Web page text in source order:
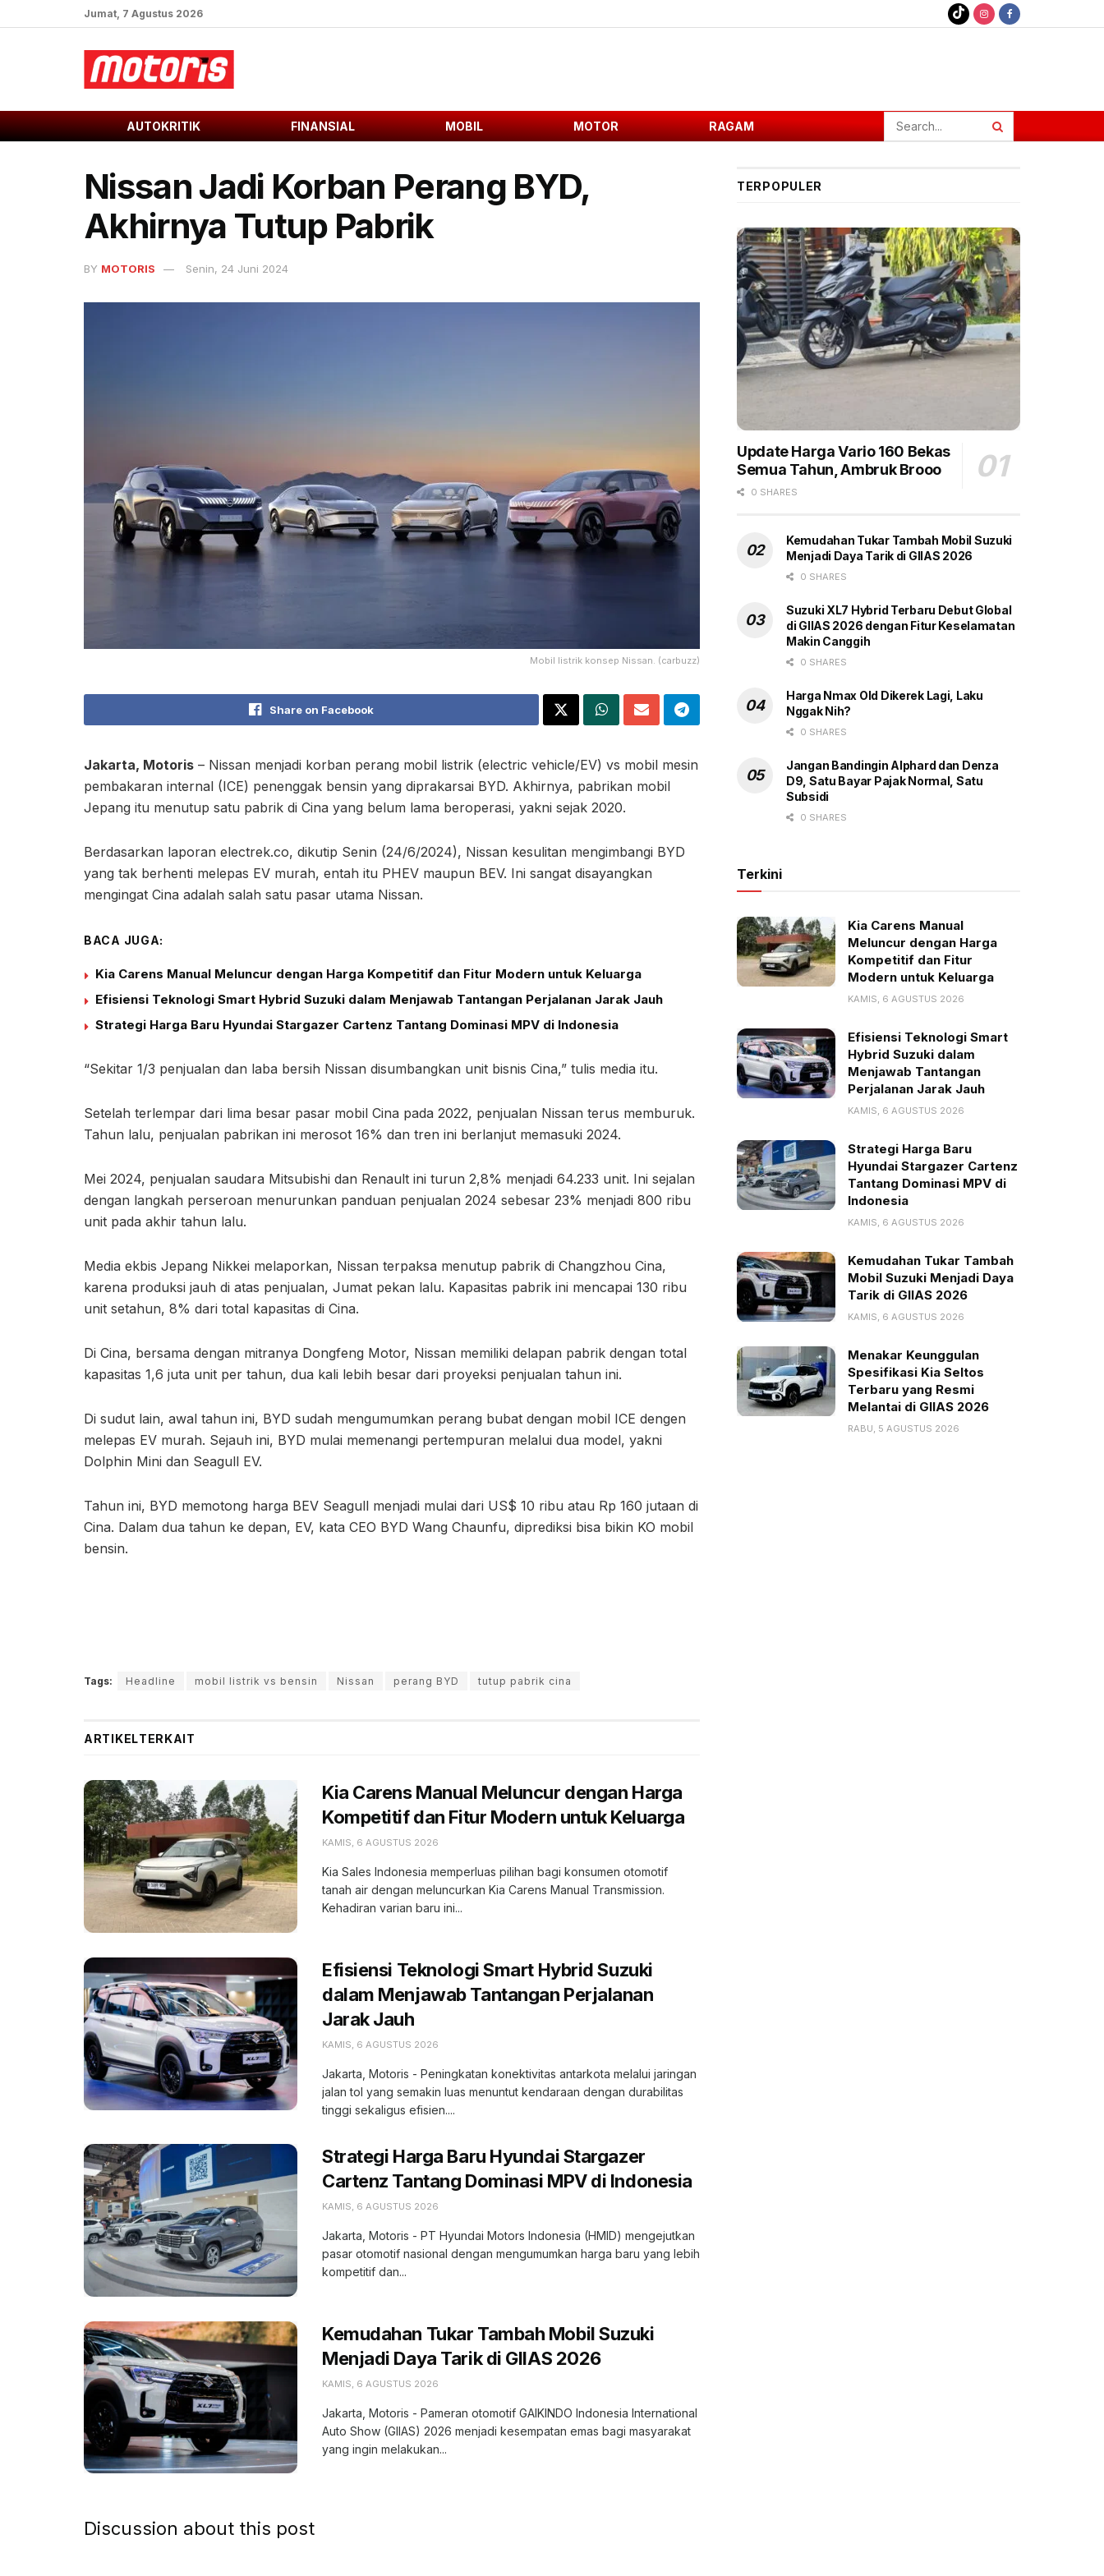
Jumat, 7 Agustus 2026
AUTOKRITIK FINANSIAL MOBIL MOTOR RAGAM
Nissan Jadi Korban Perang BYD,
Akhirnya Tutup Pabrik
BY MOTORIS Senin, 24 Juni 2024
Mobil listrik konsep Nissan. (carbuzz)
Share on Facebook
Jakarta, Motoris – Nissan menjadi korban perang mobil listrik (electric vehicle/EV) vs mobil mesin
pembakaran internal (ICE) penenggak bensin yang diprakarsai BYD. Akhirnya, pabrikan mobil
Jepang itu menutup satu pabrik di Cina yang belum lama beroperasi, yakni sejak 2020.
Berdasarkan laporan electrek.co, dikutip Senin (24/6/2024), Nissan kesulitan mengimbangi BYD
yang tak berhenti melepas EV murah, entah itu PHEV maupun BEV. Ini sangat disayangkan
mengingat Cina adalah salah satu pasar utama Nissan.
BACA JUGA:
Kia Carens Manual Meluncur dengan Harga Kompetitif dan Fitur Modern untuk Keluarga
Efisiensi Teknologi Smart Hybrid Suzuki dalam Menjawab Tantangan Perjalanan Jarak Jauh
Strategi Harga Baru Hyundai Stargazer Cartenz Tantang Dominasi MPV di Indonesia
“Sekitar 1/3 penjualan dan laba bersih Nissan disumbangkan unit bisnis Cina,” tulis media itu.
Setelah terlempar dari lima besar pasar mobil Cina pada 2022, penjualan Nissan terus memburuk.
Tahun lalu, penjualan pabrikan ini merosot 16% dan tren ini berlanjut memasuki 2024.
Mei 2024, penjualan saudara Mitsubishi dan Renault ini turun 2,8% menjadi 64.233 unit. Ini sejalan
dengan langkah perseroan menurunkan panduan penjualan 2024 sebesar 23% menjadi 800 ribu
unit pada akhir tahun lalu.
Media ekbis Jepang Nikkei melaporkan, Nissan terpaksa menutup pabrik di Changzhou Cina,
karena produksi jauh di atas penjualan, Jumat pekan lalu. Kapasitas pabrik ini mencapai 130 ribu
unit setahun, 8% dari total kapasitas di Cina.
Di Cina, bersama dengan mitranya Dongfeng Motor, Nissan memiliki delapan pabrik dengan total
kapasitas 1,6 juta unit per tahun, dua kali lebih besar dari proyeksi penjualan tahun ini.
Di sudut lain, awal tahun ini, BYD sudah mengumumkan perang bubat dengan mobil ICE dengen
melepas EV murah. Sejauh ini, BYD mulai memenangi pertempuran melalui dua model, yakni
Dolphin Mini dan Seagull EV.
Tahun ini, BYD memotong harga BEV Seagull menjadi mulai dari US$ 10 ribu atau Rp 160 jutaan di
Cina. Dalam dua tahun ke depan, EV, kata CEO BYD Wang Chaunfu, diprediksi bisa bikin KO mobil
bensin.
Tags: Headline mobil listrik vs bensin Nissan perang BYD tutup pabrik cina
ARTIKELTERKAIT
Kia Carens Manual Meluncur dengan Harga
Kompetitif dan Fitur Modern untuk Keluarga
KAMIS, 6 AGUSTUS 2026
Kia Sales Indonesia memperluas pilihan bagi konsumen otomotif
tanah air dengan meluncurkan Kia Carens Manual Transmission.
Kehadiran varian baru ini...
Efisiensi Teknologi Smart Hybrid Suzuki
dalam Menjawab Tantangan Perjalanan
Jarak Jauh
KAMIS, 6 AGUSTUS 2026
Jakarta, Motoris - Peningkatan konektivitas antarkota melalui jaringan
jalan tol yang semakin luas menuntut kendaraan dengan durabilitas
tinggi sekaligus efisien....
Strategi Harga Baru Hyundai Stargazer
Cartenz Tantang Dominasi MPV di Indonesia
KAMIS, 6 AGUSTUS 2026
Jakarta, Motoris - PT Hyundai Motors Indonesia (HMID) mengejutkan
pasar otomotif nasional dengan mengumumkan harga baru yang lebih
kompetitif dan...
Kemudahan Tukar Tambah Mobil Suzuki
Menjadi Daya Tarik di GIIAS 2026
KAMIS, 6 AGUSTUS 2026
Jakarta, Motoris - Pameran otomotif GAIKINDO Indonesia International
Auto Show (GIIAS) 2026 menjadi kesempatan emas bagi masyarakat
yang ingin melakukan...
Discussion about this post
TERPOPULER
Update Harga Vario 160 Bekas
Semua Tahun, Ambruk Brooo
0 SHARES
Kemudahan Tukar Tambah Mobil Suzuki
Menjadi Daya Tarik di GIIAS 2026
0 SHARES
Suzuki XL7 Hybrid Terbaru Debut Global
di GIIAS 2026 dengan Fitur Keselamatan
Makin Canggih
0 SHARES
Harga Nmax Old Dikerek Lagi, Laku
Nggak Nih?
0 SHARES
Jangan Bandingin Alphard dan Denza
D9, Satu Bayar Pajak Normal, Satu
Subsidi
0 SHARES
Terkini
Kia Carens Manual
Meluncur dengan Harga
Kompetitif dan Fitur
Modern untuk Keluarga
KAMIS, 6 AGUSTUS 2026
Efisiensi Teknologi Smart
Hybrid Suzuki dalam
Menjawab Tantangan
Perjalanan Jarak Jauh
KAMIS, 6 AGUSTUS 2026
Strategi Harga Baru
Hyundai Stargazer Cartenz
Tantang Dominasi MPV di
Indonesia
KAMIS, 6 AGUSTUS 2026
Kemudahan Tukar Tambah
Mobil Suzuki Menjadi Daya
Tarik di GIIAS 2026
KAMIS, 6 AGUSTUS 2026
Menakar Keunggulan
Spesifikasi Kia Seltos
Terbaru yang Resmi
Melantai di GIIAS 2026
RABU, 5 AGUSTUS 2026